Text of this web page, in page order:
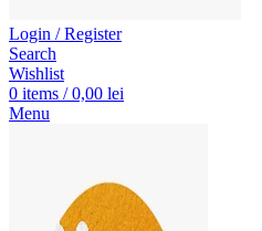
Login / Register
Search
Wishlist
0 items / 0,00 lei
Menu